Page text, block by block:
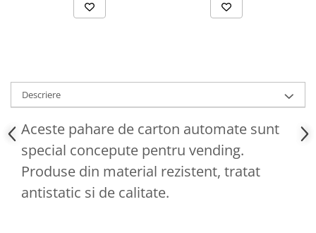
Descriere
Aceste pahare de carton automate sunt
special concepute pentru vending.
Produse din material rezistent, tratat
antistatic si de calitate.